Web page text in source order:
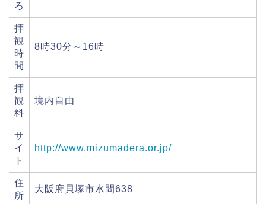
ろ
拝
観
時
間
8時30分～16時
拝
観
料
境内自由
サ
イ
ト
http://www.mizumadera.or.jp/
住
所
大阪府貝塚市水間638